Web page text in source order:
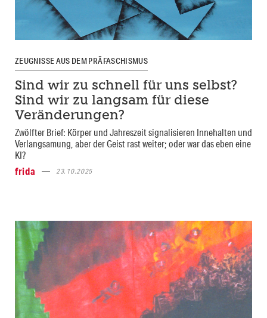
ZEUGNISSE AUS DEM PRÄFASCHISMUS
Sind wir zu schnell für uns selbst?
Sind wir zu langsam für diese
Veränderungen?
Zwölfter Brief: Körper und Jahreszeit signalisieren Innehalten und
Verlangsamung, aber der Geist rast weiter; oder war das eben eine
KI?
frida
23.10.2025